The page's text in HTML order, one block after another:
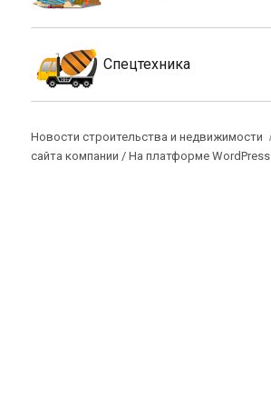
Спецтехника
Новости строительства и недвижимости
сайта компании /На платформе WordPress